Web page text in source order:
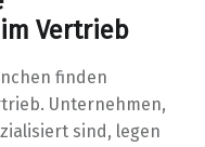
Vertrieb
finden
Unternehmen,
sind, legen